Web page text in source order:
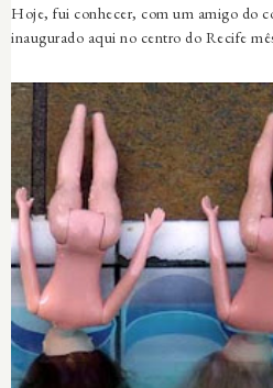
Hoje, fui conhecer, com um amigo do
inaugurado aqui no centro do Recife